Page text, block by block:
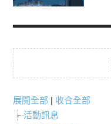
展開全部 | 收合全部
活動訊息